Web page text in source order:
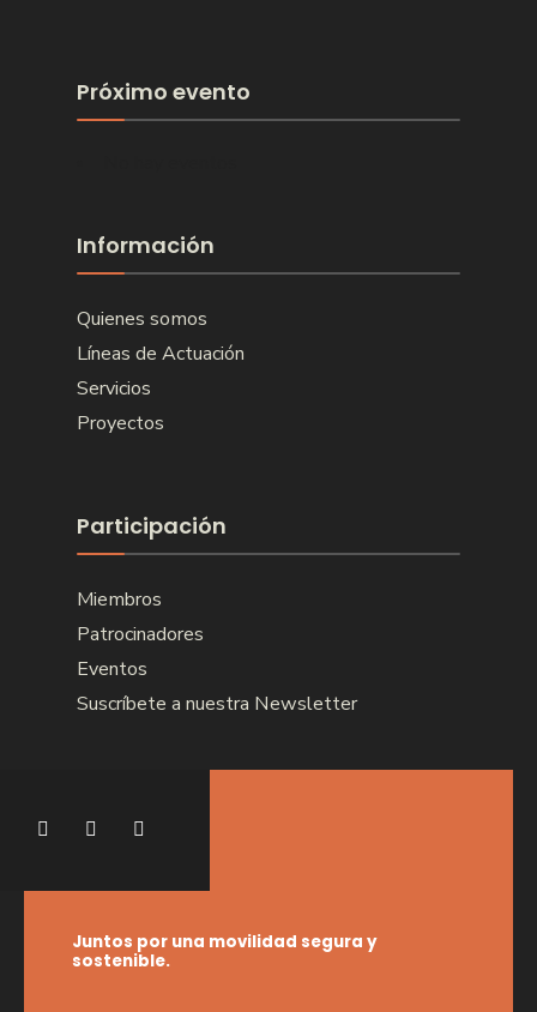
Próximo evento
Información
Quienes somos
Líneas de Actuación
Servicios
Proyectos
Participación
Miembros
Patrocinadores
Eventos
Suscríbete a nuestra Newsletter
Juntos por una movilidad segura y
sostenible.